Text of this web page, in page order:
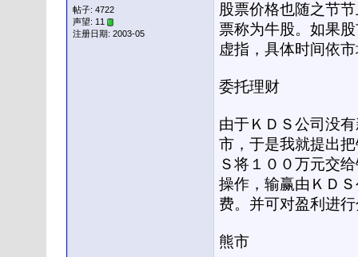
帖子: 4722
声望: 11
注册日期: 2003-05
股票价格也随之节
票称为牛股。如果
虚指，具体时间依
委托理财
由于ＫＤＳ公司没
市，于是我就提出
Ｓ将１００万元交
操作，输赢由ＫＤ
费。并可对盈利进
熊市